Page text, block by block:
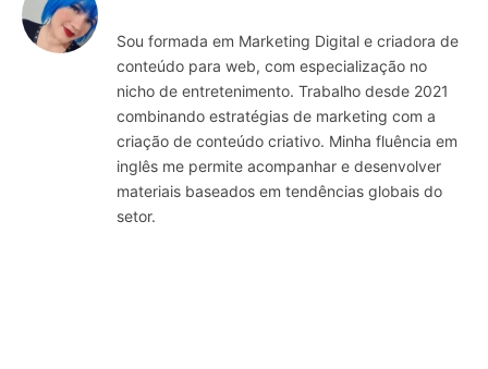
Sou formada em Marketing Digital e criadora de
conteúdo para web, com especialização no
nicho de entretenimento. Trabalho desde 2021
combinando estratégias de marketing com a
criação de conteúdo criativo. Minha fluência em
inglês me permite acompanhar e desenvolver
materiais baseados em tendências globais do
setor.